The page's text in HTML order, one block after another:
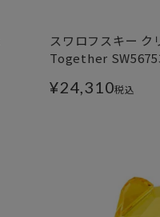
スワロフスキー
Together
¥24,310税込